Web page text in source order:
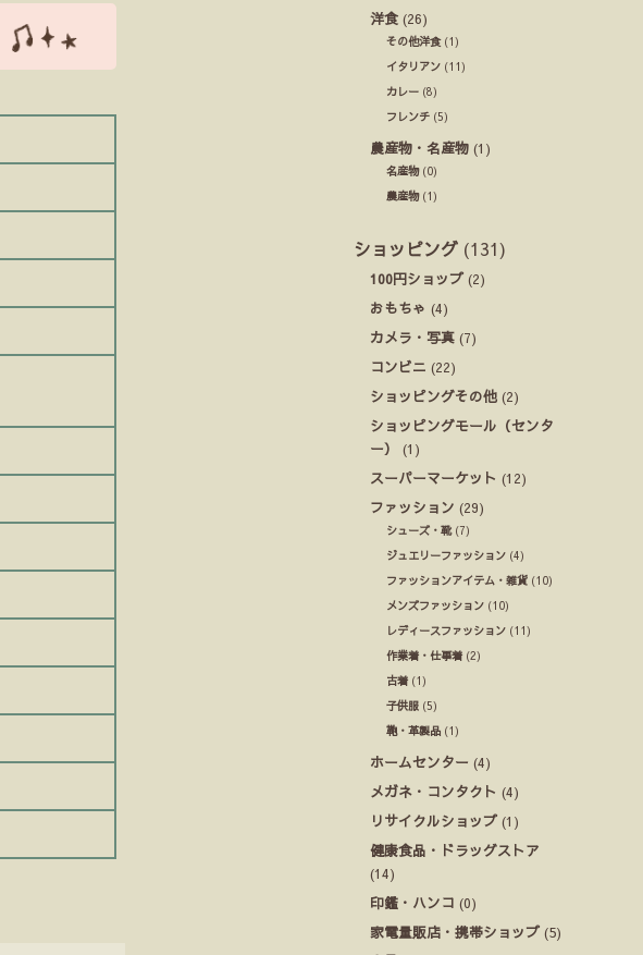
洋食 (26)
その他洋食(1)
イタリアン (11)
カレー (8)
フレンチ (5)
農産物・名産物 (1)
名産物(0)
農産物(1)
ショッピング (131)
100円ショップ (2)
おもちゃ (4)
カメラ・写真 (7)
コンビニ (22)
ショッピングその他 (2)
ショッピングモール（センタ
ー）
(1)
スーパーマーケット (12)
ファッション (29)
シューズ・靴(7)
ジュエリーファッション (4)
ファッションアイテム・雑貨 (10)
メンズファッション (10)
レディースファッション (11)
作業着・仕事着 (2)
古着 (1)
子供服 (5)
鞄・革製品 (1)
ホームセンター (4)
メガネ・コンタクト (4)
リサイクルショップ (1)
健康食品・ドラッグストア
(14)
印鑑・ハンコ (0)
家電量販店・携帯ショップ (5)